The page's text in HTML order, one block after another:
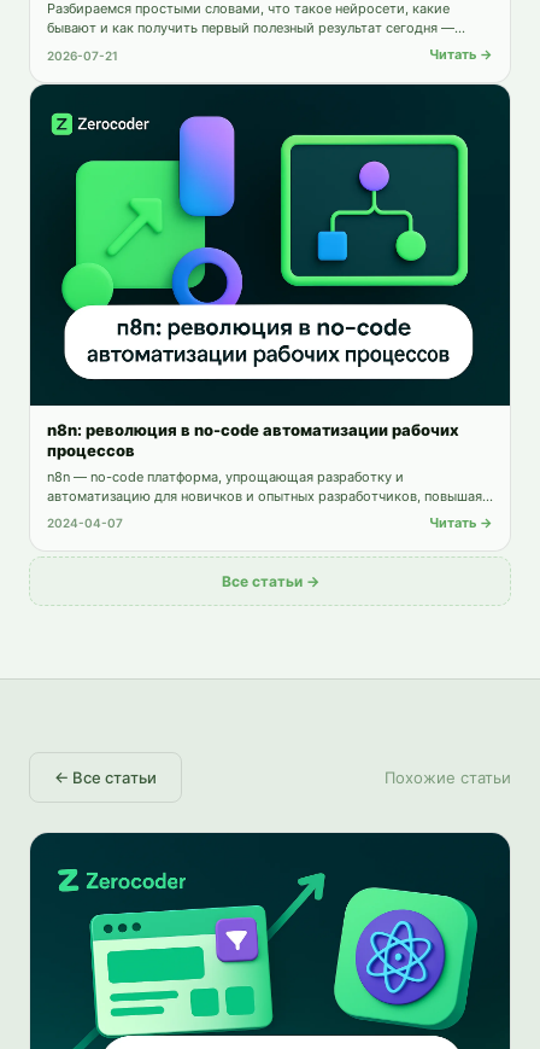
Разбираемся простыми словами, что такое нейросети, какие
бывают и как получить первый полезный результат сегодня —
бесплатно и без программирования.
2026-07-21 Читать →
n8n: революция в no-code автоматизации рабочих
процессов
n8n — no-code платформа, упрощающая разработку и
автоматизацию для новичков и опытных разработчиков, повышая
продуктивность и ускоряя создание приложений.
2024-04-07 Читать →
Все статьи →
← Все статьи Похожие статьи